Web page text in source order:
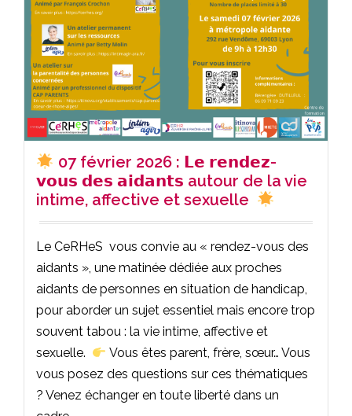
07 février 2026 : 𝗟𝗲 𝗿𝗲𝗻𝗱𝗲𝘇-
𝘃𝗼𝘂𝘀 𝗱𝗲𝘀 𝗮𝗶𝗱𝗮𝗻𝘁𝘀 autour de la vie
intime, affective et sexuelle
Le CeRHeS vous convie au « rendez-vous des
aidants », une matinée dédiée aux proches
aidants de personnes en situation de handicap,
pour aborder un sujet essentiel mais encore trop
souvent tabou : la vie intime, affective et
sexuelle.
Vous êtes parent, frère, sœur… Vous
vous posez des questions sur ces thématiques
? Venez échanger en toute liberté dans un